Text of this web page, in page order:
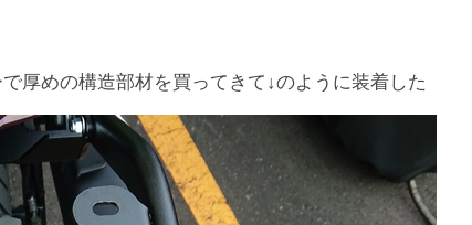
厚めの構造部材を買ってきて↓のように装着した